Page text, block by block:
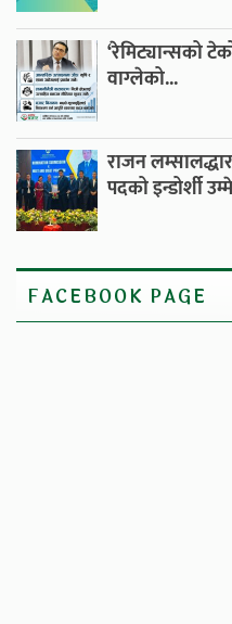
‘रेमिट्यान्सको
वाग्लेको...
राजन
पदको इन्डोर्शी
FACEBOOK PAGE